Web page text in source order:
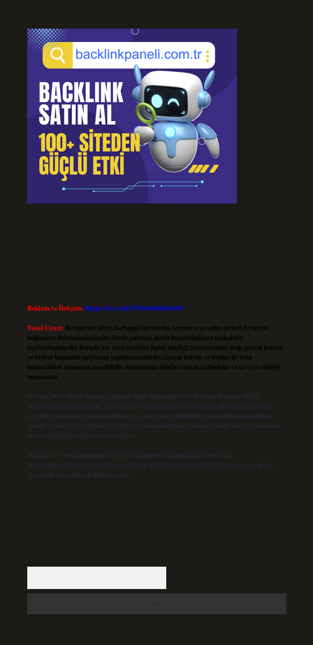
Reklam ve İletişim:Skype: live:.cid.575569c608265c69
Yasal Uyarı: Bu internet sitesi, herhangi bir marka, kurum veya şahıs şirketi ile hiçbir
bağlantısı bulunmamaktadır. Sitede yalnızca kendi hazırladığımız makaleler
paylaşılmaktadır. Burada yer alan içerikler haber niteliği taşımamakta olup, gerçek kurum
ve kişiler hakkında paylaşım yapılmamaktadır. Gerçek kurum ve kişiler ile isim
benzerlikleri tamamen tesadüfidir. Sitemizdeki bilgiler taslak halindedir ve tavsiye niteliği
taşımazlar.
Sitemiz, 5651 Sayılı Kanun gereğince Bilgi Teknolojileri ve İletişim Kurumu (BTK)
tarafından onaylanmış bir Yer Sağlayıcı olarak hizmet vermektedir. Bu nedenle, sitedeki
içerikleri proaktif olarak denetleme veya araştırma yükümlülüğümüz bulunmamaktadır.
Ancak, üyelerimiz yazdıkları içeriklerin sorumluluğunu taşımakta olup, siteye üye olarak
bu sorumluluğu kabul etmiş sayılırlar.
Hukuka ve yasal düzenlemelere aykırı olduğunu düşündüğünüz içerikleri,
backlinkpanelicomtr@gmail.com adresine bildirmeniz halinde, ilgili içerikler yasal süre
içerisinde sitemizden kaldırılacaktır.